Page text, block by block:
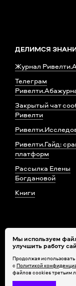
ДЕЛИМСЯ
Журнал
Телеграм
Закрытый чат
Ривелти
Ривелти.Гайд:
платформ
Рассылка Елены
Богдановой
Книги
Мы используем
улучшить работу
Продолжая
с Политикой
файлов cookies третьим